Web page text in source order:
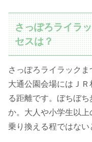
さっぽろライラ
セスは？
さっぽろライラックま
大通公園会場にはＪ
る距離です。ぼちぼ
か。大人や小学生以
乗り換える程ではない